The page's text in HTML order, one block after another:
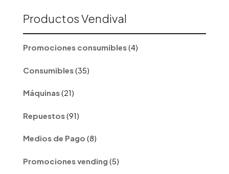
Productos Vendival
Promociones consumibles 44
productos
Consumibles 35
productos
Máquinas 2121
productos
Repuestos 91
productos
Medios de Pago 88
productos
Promociones vending 5
productos